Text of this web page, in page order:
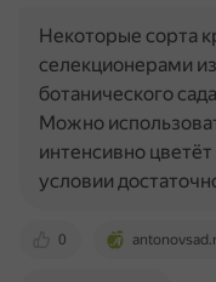
0
Некоторые сорта
селекционерами
ботанического
Можно
интенсивно
условии